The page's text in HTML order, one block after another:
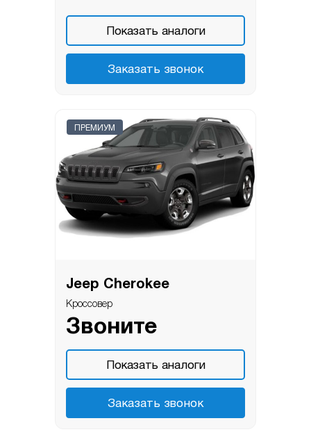
Показать аналоги
Заказать звонок
ПРЕМИУМ
Jeep Cherokee
Кроссовер
Звоните
Показать аналоги
Заказать звонок